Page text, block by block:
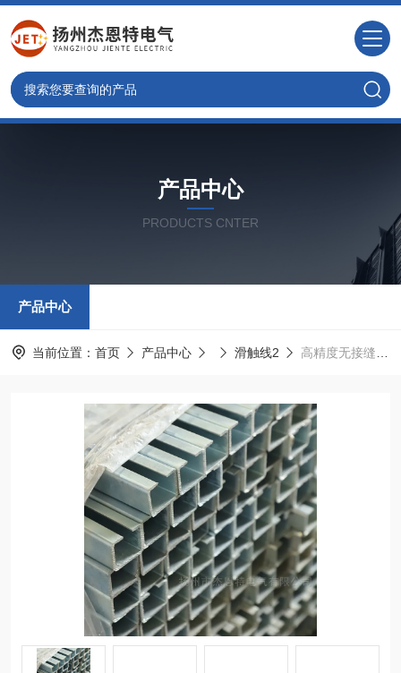
产品中心
PRODUCTS CNTER
产品中心
当前位置： 首页 产品中心 滑触线2 高精度无接缝行车滑线